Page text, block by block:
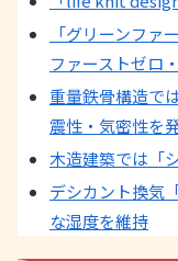
「グリーンファ
ファーストゼロ
重量鉄骨構造で
震性・気密性を
木造建築では「
デシカント換気
な湿度を維持